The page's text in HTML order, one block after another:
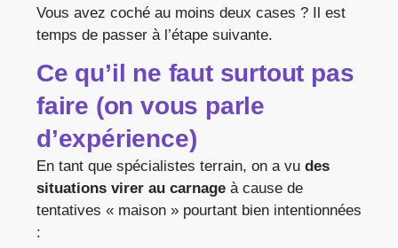
Vous avez coché au moins deux cases ? Il est
temps de passer à l’étape suivante.
Ce qu’il ne faut surtout pas
faire (on vous parle
d’expérience)
En tant que spécialistes terrain, on a vu des
situations virer au carnage à cause de
tentatives « maison » pourtant bien intentionnées
: